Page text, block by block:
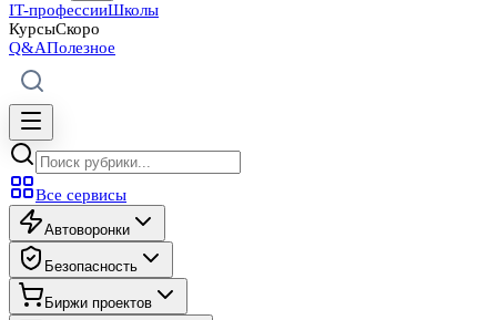
IT-профессииШколы
КурсыСкоро
Q&AПолезное
Все сервисы
Автоворонки
Безопасность
Биржи проектов